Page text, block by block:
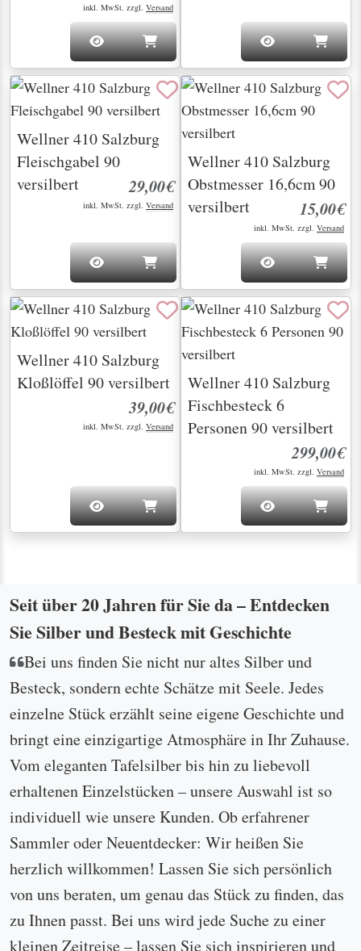
inkl. MwSt. zzgl. Versand
Wellner 410 Salzburg
Fleischgabel 90
versilbert
29,00€
inkl. MwSt. zzgl. Versand
Wellner 410 Salzburg
Obstmesser 16,6cm 90
versilbert
15,00€
inkl. MwSt. zzgl. Versand
Wellner 410 Salzburg
Kloßlöffel 90 versilbert
39,00€
inkl. MwSt. zzgl. Versand
Wellner 410 Salzburg
Fischbesteck 6
Personen 90 versilbert
299,00€
inkl. MwSt. zzgl. Versand
Seit über 20 Jahren für Sie da – Entdecken
Sie Silber und Besteck mit Geschichte
Bei uns finden Sie nicht nur altes Silber und
Besteck, sondern echte Schätze mit Seele. Jedes
einzelne Stück erzählt seine eigene Geschichte und
bringt eine einzigartige Atmosphäre in Ihr Zuhause.
Vom eleganten Tafelsilber bis hin zu liebevoll
erhaltenen Einzelstücken – unsere Auswahl ist so
individuell wie unsere Kunden. Ob erfahrener
Sammler oder Neuentdecker: Wir heißen Sie
herzlich willkommen! Lassen Sie sich persönlich
von uns beraten, um genau das Stück zu finden, das
zu Ihnen passt. Bei uns wird jede Suche zu einer
kleinen Zeitreise – lassen Sie sich inspirieren und